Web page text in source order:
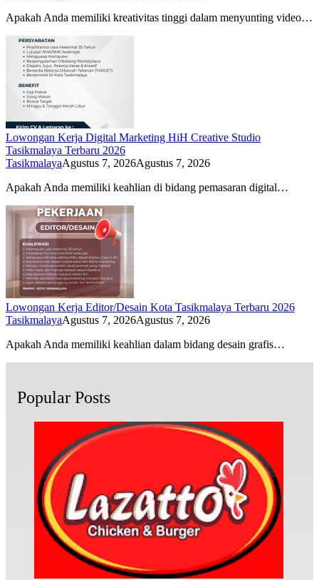
Apakah Anda memiliki kreativitas tinggi dalam menyunting video…
Lowongan Kerja Digital Marketing HiH Creative Studio
Tasikmalaya Terbaru 2026
TasikmalayaAgustus 7, 2026Agustus 7, 2026
Apakah Anda memiliki keahlian di bidang pemasaran digital…
Lowongan Kerja Editor/Desain Kota Tasikmalaya Terbaru 2026
TasikmalayaAgustus 7, 2026Agustus 7, 2026
Apakah Anda memiliki keahlian dalam bidang desain grafis…
Popular Posts